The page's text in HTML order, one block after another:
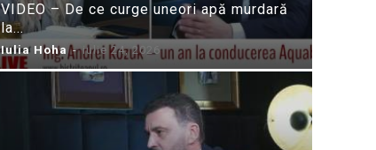
VIDEO – De ce curge uneori apă murdară
la...
Iulia Hoha - iulie 24, 2026